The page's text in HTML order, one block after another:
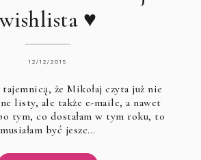
♥
12/12/2015
że Mikołaj czyta już nie
listy, ale także e-maile, a nawet
tym, co dostałam w tym roku, to
musiałam być jeszc…